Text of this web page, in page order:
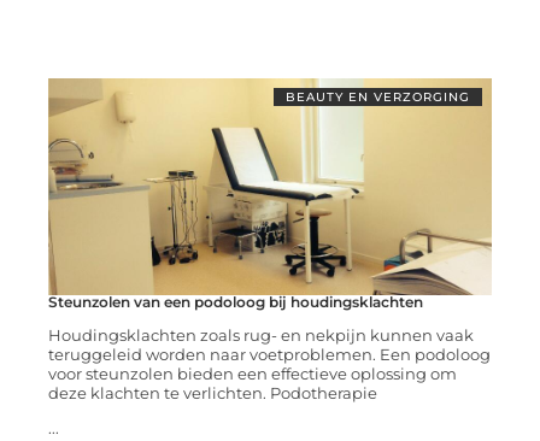
BEAUTY EN VERZORGING
Steunzolen van een podoloog bij houdingsklachten
Houdingsklachten zoals rug- en nekpijn kunnen vaak
teruggeleid worden naar voetproblemen. Een podoloog
voor steunzolen bieden een effectieve oplossing om
deze klachten te verlichten. Podotherapie
...